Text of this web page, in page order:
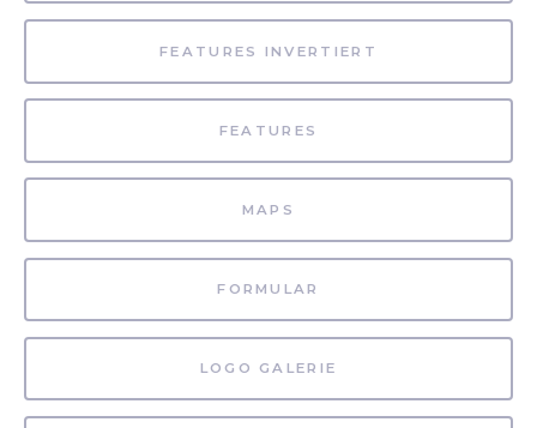
FEATURES INVERTIERT
FEATURES
MAPS
FORMULAR
LOGO GALERIE